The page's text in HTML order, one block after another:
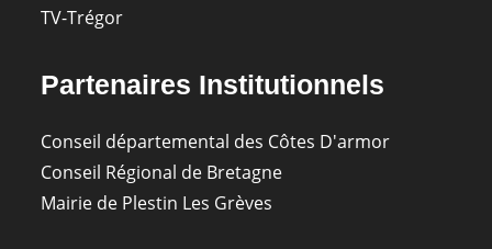
TV-Trégor
Partenaires Institutionnels
Conseil départemental des Côtes D'armor
Conseil Régional de Bretagne
Mairie de Plestin Les Grèves